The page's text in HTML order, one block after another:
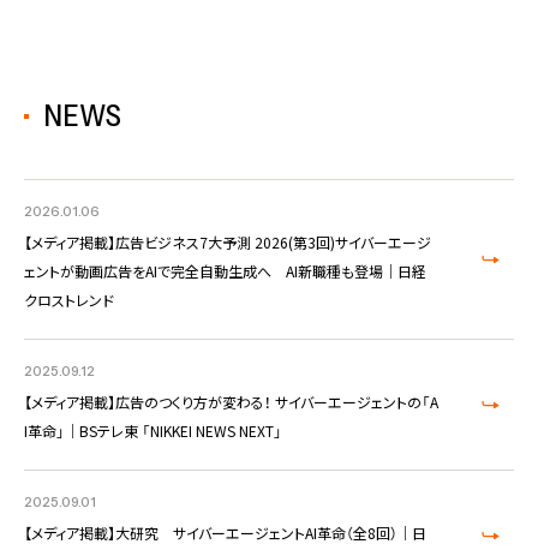
NEWS
2026.01.06
【メディア掲載】広告ビジネス7大予測 2026(第3回)サイバーエージ
ェントが動画広告をAIで完全自動生成へ AI新職種も登場｜日経
クロストレンド
2025.09.12
【メディア掲載】広告のつくり方が変わる！ サイバーエージェントの「A
I革命」｜BSテレ東 「NIKKEI NEWS NEXT」
2025.09.01
【メディア掲載】大研究 サイバーエージェントAI革命（全8回）｜日